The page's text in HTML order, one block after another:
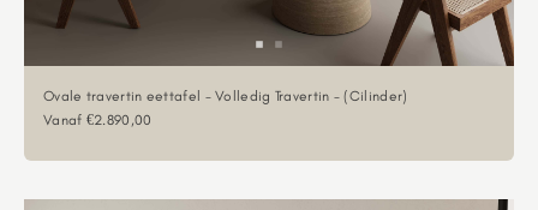
Ovale travertin eettafel - Volledig Travertin - (Cilinder)
Aanbiedingsprijs
Vanaf €2.890,00